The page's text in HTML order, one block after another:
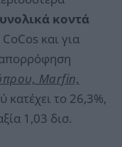
κοντά
και για
Marfin,
κατέχει το 26,3%,
1,03 δισ.